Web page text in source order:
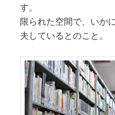
す。
限られた空間で、いか
夫しているとのこと。